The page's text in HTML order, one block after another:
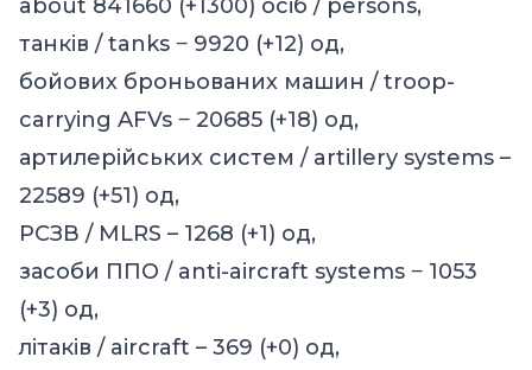
about 841660 (+1300) осіб / persons,
танків / tanks ‒ 9920 (+12) од,
бойових броньованих машин / troop-
carrying AFVs ‒ 20685 (+18) од,
артилерійських систем / artillery systems –
22589 (+51) од,
РСЗВ / MLRS – 1268 (+1) од,
засоби ППО / anti-aircraft systems ‒ 1053
(+3) од,
літаків / aircraft – 369 (+0) од,